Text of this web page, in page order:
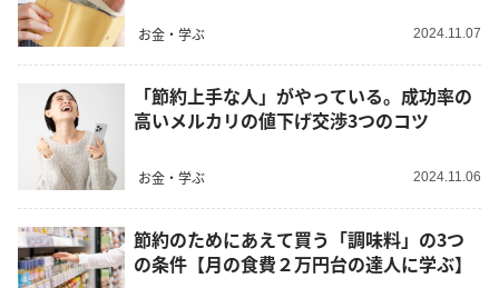
お金・学ぶ 2024.11.07
「節約上手な人」がやっている。成功率の
高いメルカリの値下げ交渉3つのコツ
お金・学ぶ 2024.11.06
節約のためにあえて買う「調味料」の3つ
の条件【月の食費２万円台の達人に学ぶ】